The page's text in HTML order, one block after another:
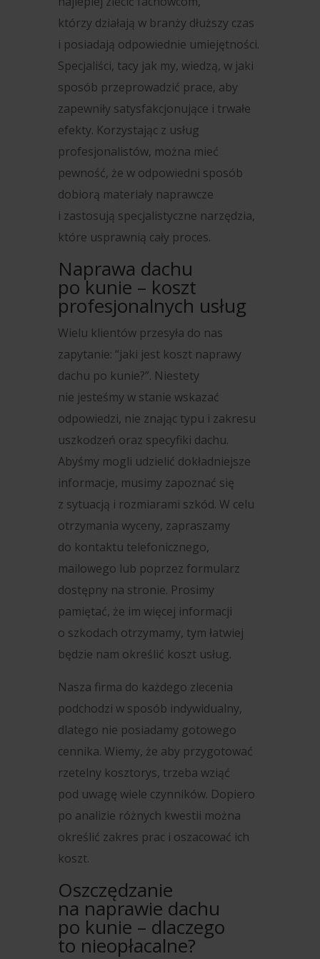
którzy działają w branży dłuższy czas
i posiadają odpowiednie umiejętności.
Specjaliści, tacy jak my, wiedzą, w jaki
sposób przeprowadzić prace, aby
zapewniły satysfakcjonujące i trwałe
efekty. Korzystając z usług
profesjonalistów, można mieć
pewność, że w odpowiedni sposób
dobiorą materiały naprawcze
i zastosują specjalistyczne narzędzia,
które usprawnią cały proces.
Naprawa dachu
po kunie – koszt
profesjonalnych usług
Wielu klientów przesyła do nas
zapytanie: “jaki jest koszt naprawy
dachu po kunie?”. Niestety
nie jesteśmy w stanie wskazać
odpowiedzi, nie znając typu i zakresu
uszkodzeń oraz specyfiki dachu.
Abyśmy mogli udzielić dokładniejsze
informacje, musimy zapoznać się
z sytuacją i rozmiarami szkód. W celu
otrzymania wyceny, zapraszamy
do kontaktu telefonicznego,
mailowego lub poprzez formularz
dostępny na stronie. Prosimy
pamiętać, że im więcej informacji
o szkodach otrzymamy, tym łatwiej
będzie nam określić koszt usług.
Nasza firma do każdego zlecenia
podchodzi w sposób indywidualny,
dlatego nie posiadamy gotowego
cennika. Wiemy, że aby przygotować
rzetelny kosztorys, trzeba wziąć
pod uwagę wiele czynników. Dopiero
po analizie różnych kwestii można
określić zakres prac i oszacować ich
koszt.
Oszczędzanie
na naprawie dachu
po kunie – dlaczego
to nieopłacalne?